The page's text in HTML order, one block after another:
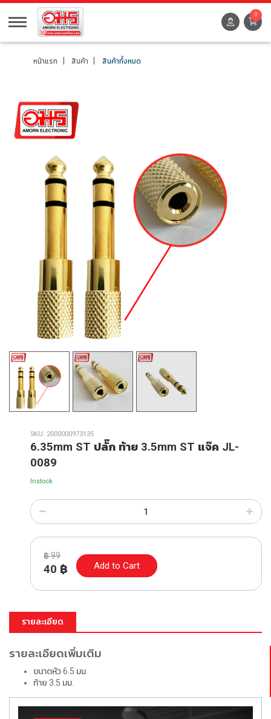
0
หน้าแรก สินค้า สินค้าทั้งหมด
SKU: 2000000973135
6.35mm ST ปลั๊ก ท้าย 3.5mm ST แจ๊ค JL-
0089
Instock
฿99
40 ฿ Add to Cart
รายละเอียด
รายละเอียดเพิ่มเติม
ขนาดหัว 6.5 มม.
ท้าย 3.5 มม.